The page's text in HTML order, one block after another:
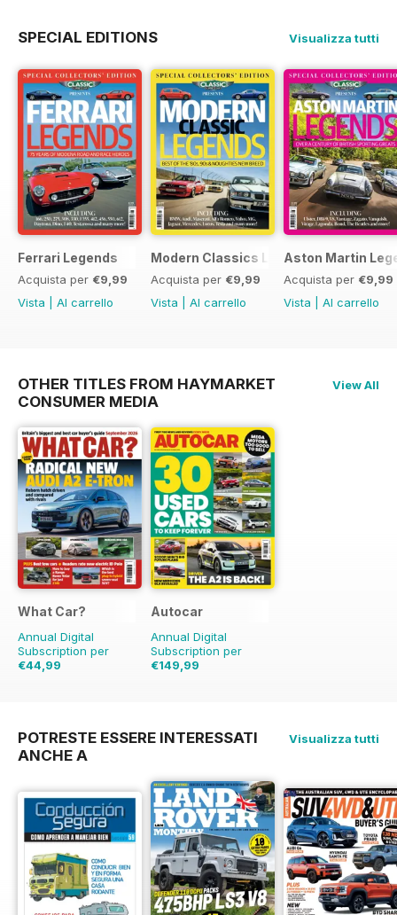
SPECIAL EDITIONS Visualizza tutti
Ferrari Legends
Acquista per €9,99
Vista
Al carrello
Modern Classics Legends
Acquista per €9,99
Vista
Al carrello
Aston Martin
Acquista per €9,99
Vista
Al carrello
OTHER TITLES FROM HAYMARKET
CONSUMER MEDIA
View All
What Car?
Annual Digital
Subscription per
€44,99
Autocar
Annual Digital
Subscription per
€149,99
POTRESTE ESSERE INTERESSATI
ANCHE A
Visualizza tutti